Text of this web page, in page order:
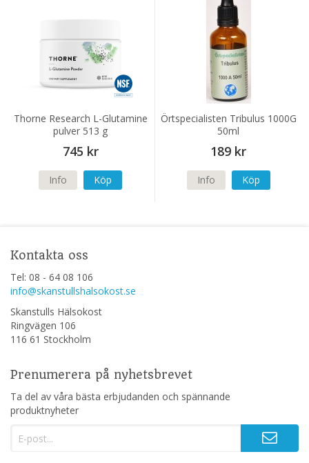
Thorne Research L-Glutamine
pulver 513 g
745 kr
Info Köp
Örtspecialisten Tribulus 1000G
50ml
189 kr
Info Köp
Kontakta oss
Tel: 08 - 64 08 106
info@skanstullshalsokost.se
Skanstulls Hälsokost
Ringvägen 106
116 61 Stockholm
Prenumerera på nyhetsbrevet
Ta del av våra bästa erbjudanden och spännande
produktnyheter